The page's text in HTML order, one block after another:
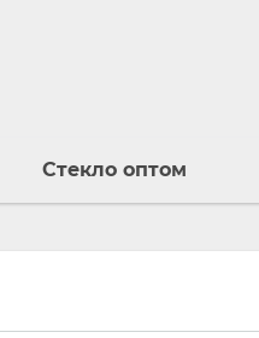
Стекло оптом